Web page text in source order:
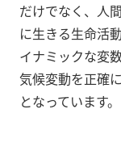
だけでなく、人
に生きる生命活
イナミックな変
気候変動を正確
となっています。